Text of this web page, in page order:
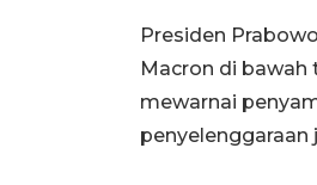
Presiden
Macron di bawah
mewarnai
penyelenggaraan